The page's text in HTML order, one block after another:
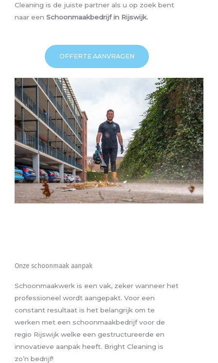
Cleaning is de juiste partner als u op zoek bent
naar een Schoonmaakbedrijf in Rijswijk.
OFFERTE AANVRAGEN
Onze schoonmaak aanpak
Schoonmaakwerk is een vak, zeker wanneer het
professioneel wordt aangepakt. Voor een
constant resultaat is het belangrijk om te
werken met een schoonmaakbedrijf voor de
regio Rijswijk welke een gestructureerde en
innovatieve aanpak heeft. Bright Cleaning is
zo’n bedrijf!